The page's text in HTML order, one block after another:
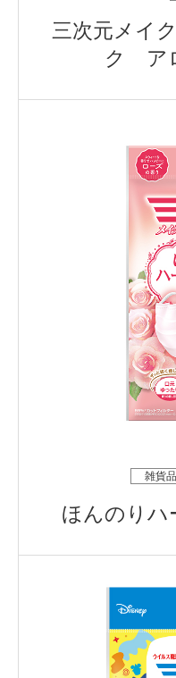
三次元メイ
ク ア
雑貨品
ほんのりハ